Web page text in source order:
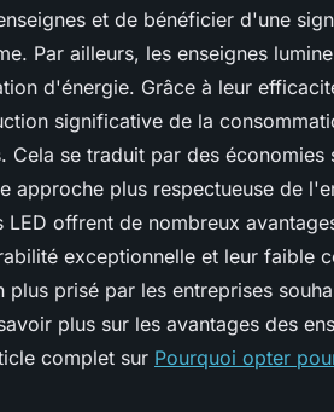
et de bénéficier d'une
Par ailleurs, les enseignes
d'énergie. Grâce à leur
significative de la
Cela se traduit par des économies
approche plus respectueuse de
offrent de nombreux
exceptionnelle et leur faible
prisé par les entreprises
plus sur les avantages des
complet sur Pourquoi opter